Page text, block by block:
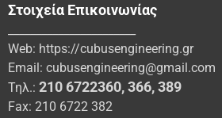
Στοιχεία Επικοινωνίας
Web: https://cubusengineering.gr
Email: cubusengineering@gmail.com
Τηλ.: 210 6722360,366,389
Fax: 210 6722 382